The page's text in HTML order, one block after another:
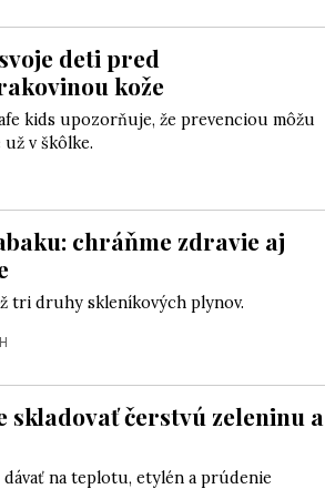
deti pred
kože
kids upozorňuje, že prevenciou môžu
v škôlke.
chráňme zdravie aj
tri druhy skleníkových plynov.
skladovať čerstvú zeleninu a
na teplotu, etylén a prúdenie